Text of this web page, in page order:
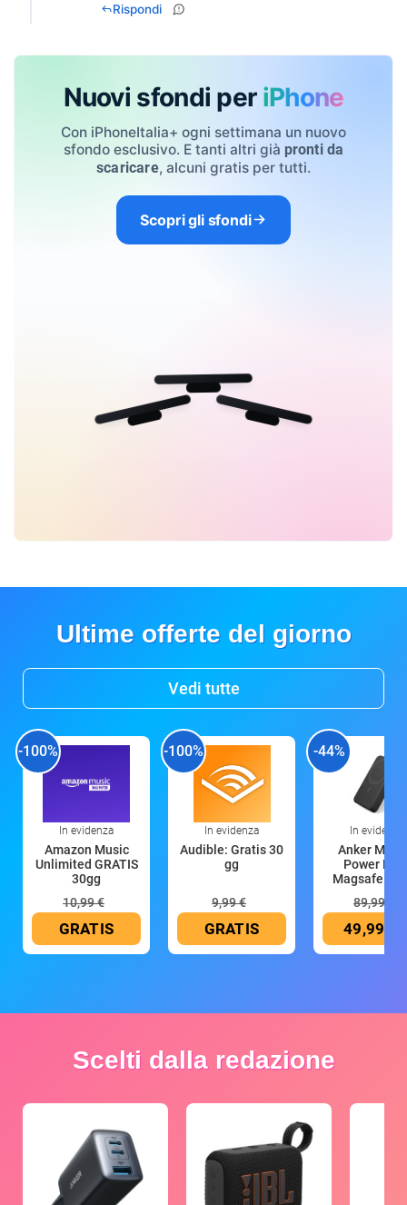
Rispondi
Nuovi sfondi per iPhone
Con iPhoneItalia+ ogni settimana un nuovo
sfondo esclusivo. E tanti altri già pronti da
scaricare, alcuni gratis per tutti.
Scopri gli sfondi
Ultime offerte del giorno
Vedi tutte
-100%
In evidenza
Amazon Music
Unlimited GRATIS
30gg
10,99 €
GRATIS
-100%
In evidenza
Audible: Gratis 30
gg
9,99 €
GRATIS
-44%
In evidenza
Anker
Power
Magsafe
89,99 €
49,99 €
Scelti dalla redazione